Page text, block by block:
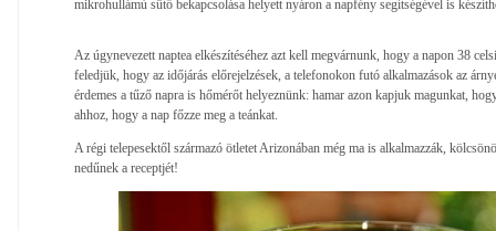
mikrohullámú sütő bekapcsolása helyett nyáron a napfény segítségével is
Az úgynevezett naptea elkészítéséhez azt kell megvárnunk, hogy a napon 38
feledjük, hogy az időjárás előrejelzések, a telefonokon futó alkalmazások az
érdemes a tűző napra is hőmérőt helyeznünk: hamar azon kapjuk magunkat,
ahhoz, hogy a nap főzze meg a teánkat.
A régi telepesektől származó ötletet Arizonában még ma is alkalmazzák,
nedűnek a receptjét!